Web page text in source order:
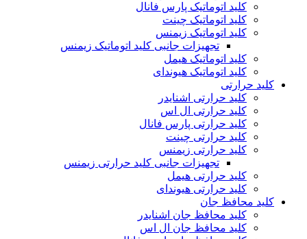
کلید اتوماتیک پارس فانال
کلید اتوماتیک چینت
کلید اتوماتیک زیمنس
تجهیزات جانبی کلید اتوماتیک زیمنس
کلید اتوماتیک هیمل
کلید اتوماتیک هیوندای
کلید حرارتی
کلید حرارتی اشنایدر
کلید حرارتی ال اس
کلید حرارتی پارس فانال
کلید حرارتی چینت
کلید حرارتی زیمنس
تجهیزات جانبی کلید حرارتی زیمنس
کلید حرارتی هیمل
کلید حرارتی هیوندای
کلید محافظ جان
کلید محافظ جان اشنایدر
کلید محافظ جان ال اس